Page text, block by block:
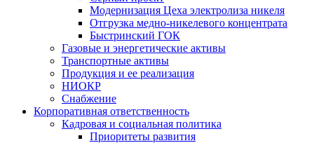
Модернизация Цеха электролиза никеля
Отгрузка медно-никелевого концентрата
Быстринский ГОК
Газовые и энергетические активы
Транспортные активы
Продукция и ее реализация
НИОКР
Снабжение
Корпоративная ответственность
Кадровая и социальная политика
Приоритеты развития